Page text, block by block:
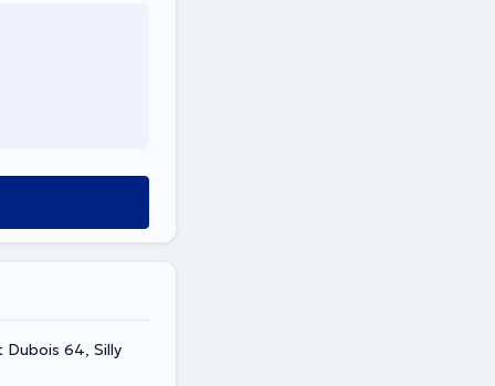
Dubois 64, Silly